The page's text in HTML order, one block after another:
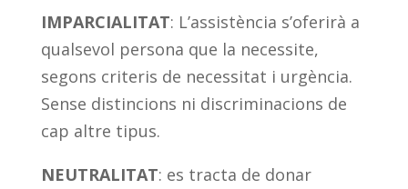
IMPARCIALITAT: L’assistència s’oferirà a
qualsevol persona que la necessite,
segons criteris de necessitat i urgència.
Sense distincions ni discriminacions de
cap altre tipus.
NEUTRALITAT: es tracta de donar